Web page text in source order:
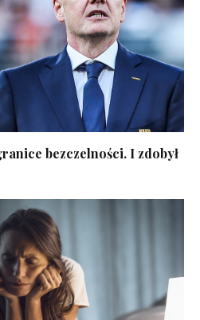
bezczelności. I zdobył